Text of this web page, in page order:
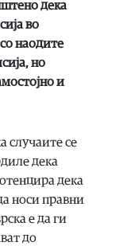
дека
во
наодите
но
и
случаите се
дека
дека
носи правни
е да ги
до